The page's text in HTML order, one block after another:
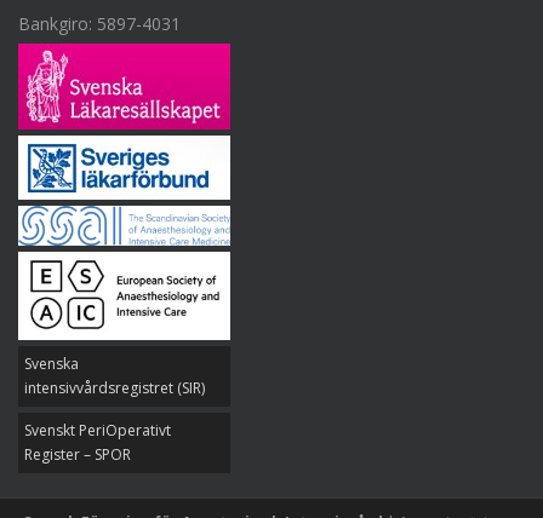
Bankgiro: 5897-4031
Svenska
intensivvårdsregistret (SIR)
Svenskt PeriOperativt
Register – SPOR